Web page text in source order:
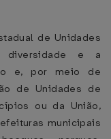
de Unidades
diversidade e a
e, por meio de
de Unidades de
ou da União,
municipais